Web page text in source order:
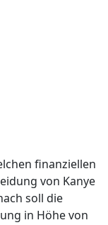
finanziellen
von Kanye
soll die
in Höhe von